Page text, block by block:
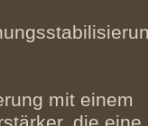
mit einem